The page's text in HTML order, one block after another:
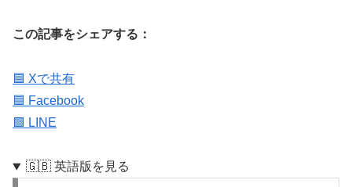
この記事をシェアする：
🟦 Xで共有
🟦 Facebook
🟩 LINE
🇬🇧 英語版を見る